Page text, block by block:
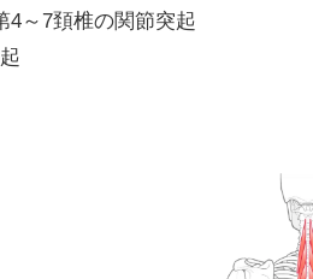
4～7頚椎の関節突起